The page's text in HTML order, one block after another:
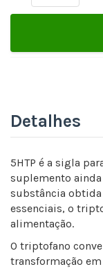
Detalhes
5HTP é a sigla
suplemento ainda
substância
essenciais, o
alimentação.
O triptofano
transformação